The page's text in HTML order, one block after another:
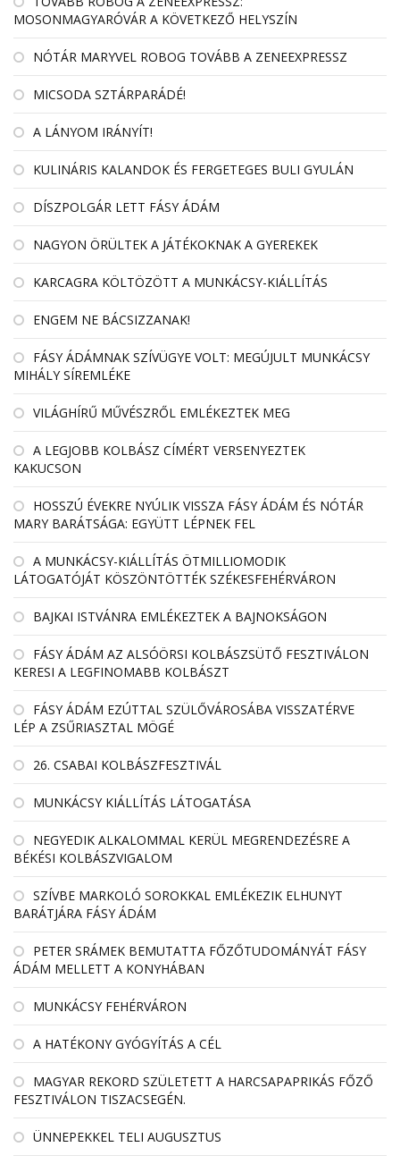
MOSONMAGYARÓVÁR A KÖVETKEZŐ HELYSZÍN
NÓTÁR MARYVEL ROBOG TOVÁBB A ZENEEXPRESSZ
MICSODA SZTÁRPARÁDÉ!
A LÁNYOM IRÁNYÍT!
KULINÁRIS KALANDOK ÉS FERGETEGES BULI GYULÁN
DÍSZPOLGÁR LETT FÁSY ÁDÁM
NAGYON ÖRÜLTEK A JÁTÉKOKNAK A GYEREKEK
KARCAGRA KÖLTÖZÖTT A MUNKÁCSY-KIÁLLÍTÁS
ENGEM NE BÁCSIZZANAK!
FÁSY ÁDÁMNAK SZÍVÜGYE VOLT: MEGÚJULT MUNKÁCSY
MIHÁLY SÍREMLÉKE
VILÁGHÍRŰ MŰVÉSZRŐL EMLÉKEZTEK MEG
A LEGJOBB KOLBÁSZ CÍMÉRT VERSENYEZTEK
KAKUCSON
HOSSZÚ ÉVEKRE NYÚLIK VISSZA FÁSY ÁDÁM ÉS NÓTÁR
MARY BARÁTSÁGA: EGYÜTT LÉPNEK FEL
A MUNKÁCSY-KIÁLLÍTÁS ÖTMILLIOMODIK
LÁTOGATÓJÁT KÖSZÖNTÖTTÉK SZÉKESFEHÉRVÁRON
BAJKAI ISTVÁNRA EMLÉKEZTEK A BAJNOKSÁGON
FÁSY ÁDÁM AZ ALSÓÖRSI KOLBÁSZSÜTŐ FESZTIVÁLON
KERESI A LEGFINOMABB KOLBÁSZT
FÁSY ÁDÁM EZÚTTAL SZÜLŐVÁROSÁBA VISSZATÉRVE
LÉP A ZSŰRIASZTAL MÖGÉ
26. CSABAI KOLBÁSZFESZTIVÁL
MUNKÁCSY KIÁLLÍTÁS LÁTOGATÁSA
NEGYEDIK ALKALOMMAL KERÜL MEGRENDEZÉSRE A
BÉKÉSI KOLBÁSZVIGALOM
SZÍVBE MARKOLÓ SOROKKAL EMLÉKEZIK ELHUNYT
BARÁTJÁRA FÁSY ÁDÁM
PETER SRÁMEK BEMUTATTA FŐZŐTUDOMÁNYÁT FÁSY
ÁDÁM MELLETT A KONYHÁBAN
MUNKÁCSY FEHÉRVÁRON
A HATÉKONY GYÓGYÍTÁS A CÉL
MAGYAR REKORD SZÜLETETT A HARCSAPAPRIKÁS FŐZŐ
FESZTIVÁLON TISZACSEGÉN.
ÜNNEPEKKEL TELI AUGUSZTUS